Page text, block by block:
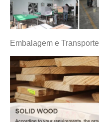
Embalagem e Transporte